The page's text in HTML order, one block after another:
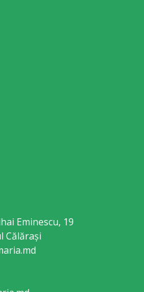
Eminescu, 19
Călăraşi